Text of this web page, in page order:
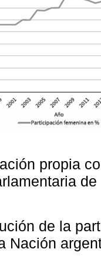
propia
de la
Nación